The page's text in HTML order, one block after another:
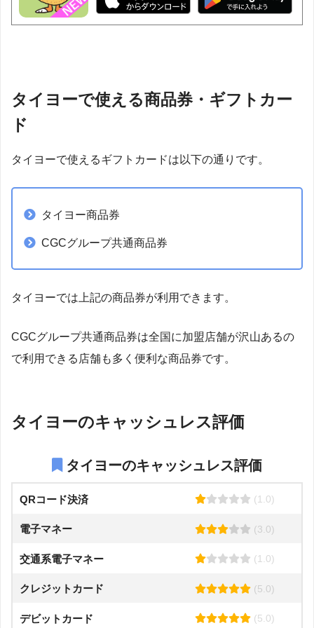
タイヨーで使える商品券・ギフトカー
ド
タイヨーで使えるギフトカードは以下の通りです。
タイヨー商品券
CGCグループ共通商品券
タイヨーでは上記の商品券が利用できます。
CGCグループ共通商品券は全国に加盟店舗が沢山あるの
で利用できる店舗も多く便利な商品券です。
タイヨーのキャッシュレス評価
タイヨーのキャッシュレス評価
QRコード決済 (1.0)
電子マネー (3.0)
交通系電子マネー (1.0)
クレジットカード (5.0)
デビットカード (5.0)